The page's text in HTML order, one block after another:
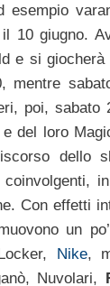
esempio
10 giugno.
e si
mentre
poi, sabato
del loro
dello
Con effetti
un
Nike,
Nuvolari,